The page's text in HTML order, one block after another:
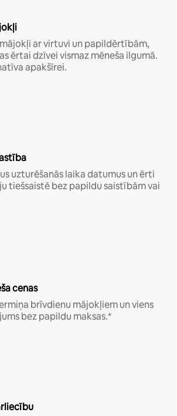
ar virtuvi un papildērtībām,
ērtai dzīvei vismaz mēneša ilgumā.
apakšīrei.
uzturēšanās laika datumus un ērti
tiešsaistē bez papildu saistībām vai
cenas
brīvdienu mājokļiem un viens
bez papildu maksas.*